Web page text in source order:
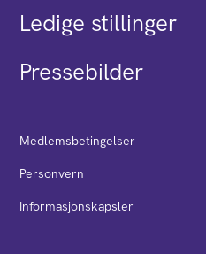
Ledige stillinger
Pressebilder
Medlemsbetingelser
Personvern
Informasjonskapsler